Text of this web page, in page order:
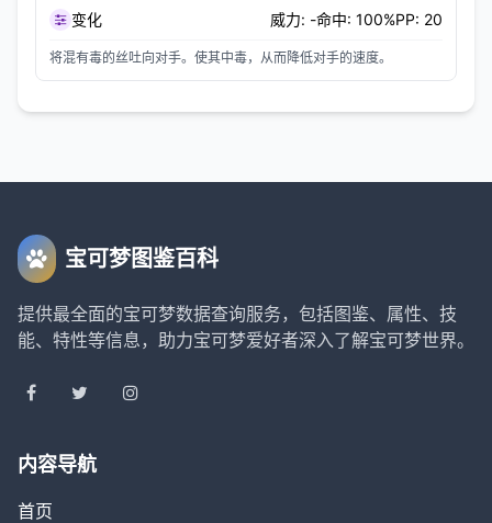
变化 威力: -命中: 100%PP: 20
将混有毒的丝吐向对手。使其中毒，从而降低对手的速度。
宝可梦图鉴百科
提供最全面的宝可梦数据查询服务，包括图鉴、属性、技
能、特性等信息，助力宝可梦爱好者深入了解宝可梦世界。
内容导航
首页